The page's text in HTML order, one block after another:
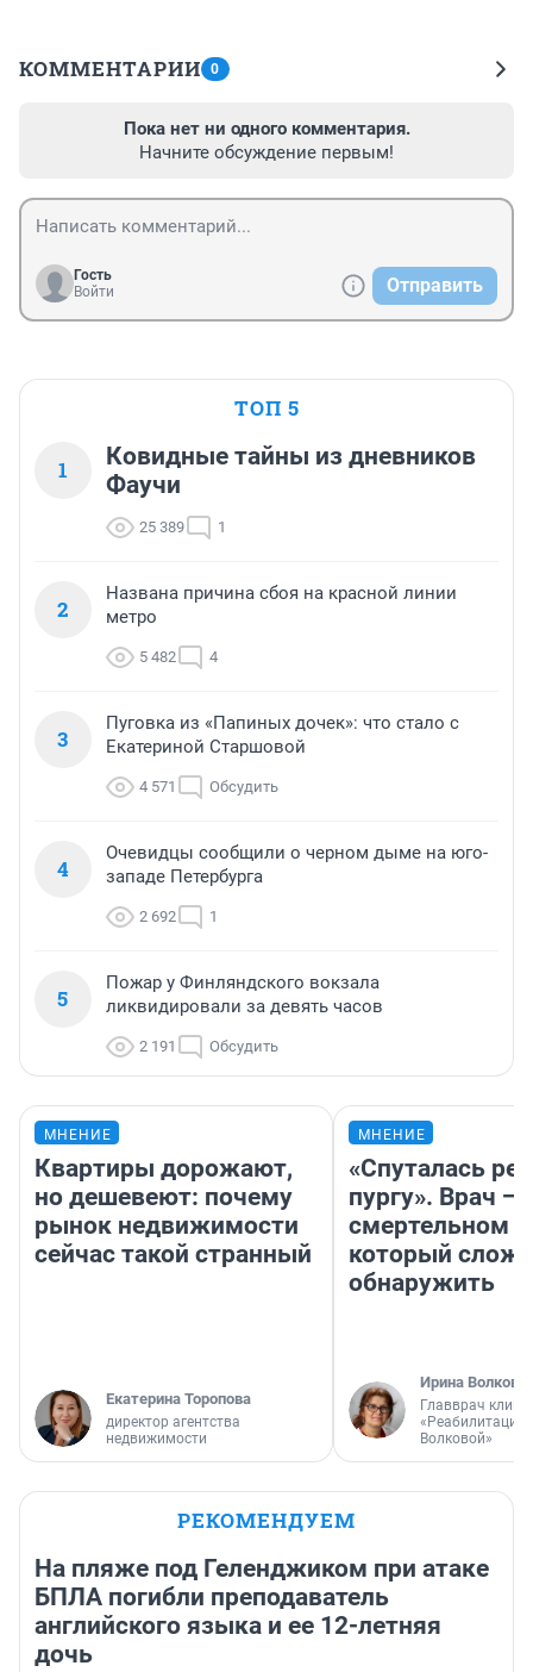
КОММЕНТАРИИ 0
Пока нет ни одного комментария.
Начните обсуждение первым!
Гость
Войти
Отправить
ТОП 5
1
Ковидные тайны из дневников
Фаучи
25 389 1
2
Названа причина сбоя на красной линии
метро
5 482 4
3
Пуговка из «Папиных дочек»: что стало с
Екатериной Старшовой
4 571 Обсудить
4
Очевидцы сообщили о черном дыме на юго-
западе Петербурга
2 692 1
5
Пожар у Финляндского вокзала
ликвидировали за девять часов
2 191 Обсудить
МНЕНИЕ
Квартиры дорожают,
но дешевеют: почему
рынок недвижимости
сейчас такой странный
Екатерина Торопова
директор агентства
недвижимости
МНЕНИЕ
«Спуталась
пургу». Врач —
смертельном
который
обнаружить
Ирина Волкова
Главврач
«Реабилитация
Волковой»
РЕКОМЕНДУЕМ
На пляже под Геленджиком при атаке
БПЛА погибли преподаватель
английского языка и ее 12-летняя
дочь